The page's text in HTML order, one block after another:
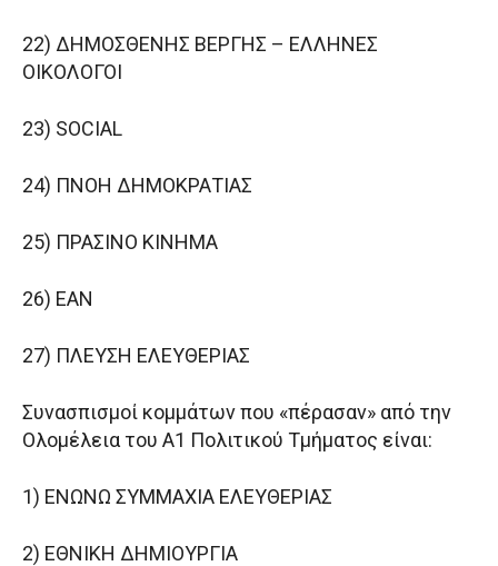
22) ΔΗΜΟΣΘΕΝΗΣ ΒΕΡΓΗΣ – ΕΛΛΗΝΕΣ
ΟΙΚΟΛΟΓΟΙ
23) SOCIAL
24) ΠΝΟΗ ΔΗΜΟΚΡΑΤΙΑΣ
25) ΠΡΑΣΙΝΟ ΚΙΝΗΜΑ
26) ΕΑΝ
27) ΠΛΕΥΣΗ ΕΛΕΥΘΕΡΙΑΣ
Συνασπισμοί κομμάτων που «πέρασαν» από την
Ολομέλεια του Α1 Πολιτικού Τμήματος είναι:
1) ΕΝΩΝΩ ΣΥΜΜΑΧΙΑ ΕΛΕΥΘΕΡΙΑΣ
2) ΕΘΝΙΚΗ ΔΗΜΙΟΥΡΓΙΑ